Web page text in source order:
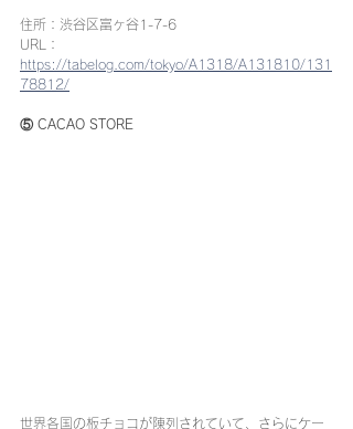
住所：渋谷区富ヶ谷1-7-6
URL：
https://tabelog.com/tokyo/A1318/A131810/131
78812/
⑤ CACAO STORE
世界各国の板チョコが陳列されていて、さらにケー